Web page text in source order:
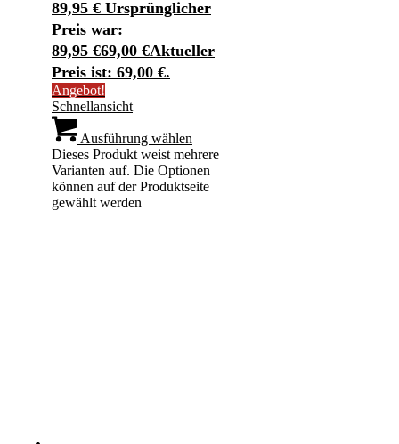
89,95 € Ursprünglicher
Preis war:
89,95 €69,00 €Aktueller
Preis ist: 69,00 €.
Angebot!
Schnellansicht
Ausführung wählen
Dieses Produkt weist mehrere
Varianten auf. Die Optionen
können auf der Produktseite
gewählt werden